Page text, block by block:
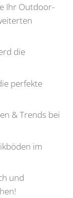
Ihr Outdoor-
die
perfekte
& Trends bei
im
und